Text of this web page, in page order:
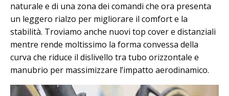
naturale e di una zona dei comandi che ora presenta
un leggero rialzo per migliorare il comfort e la
stabilità. Troviamo anche nuovi top cover e distanziali
mentre rende moltissimo la forma convessa della
curva che riduce il dislivello tra tubo orizzontale e
manubrio per massimizzare l’impatto aerodinamico.